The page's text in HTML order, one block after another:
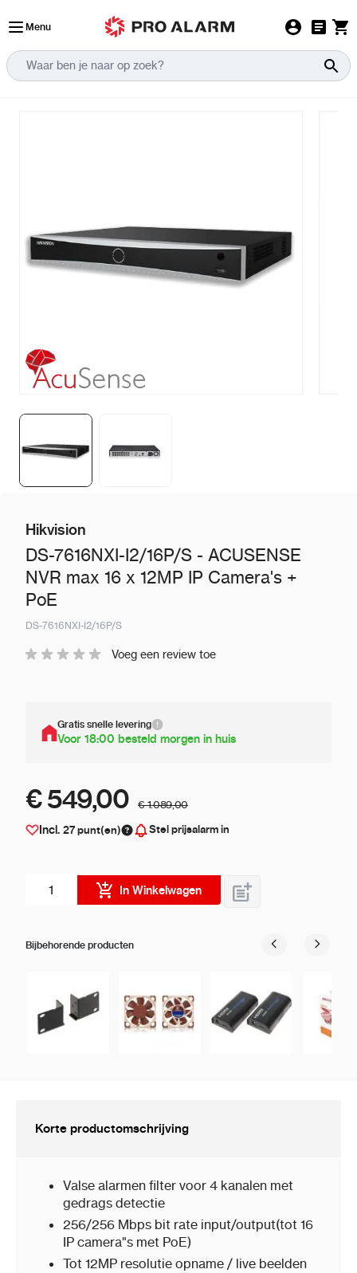
Menu
Hikvision
DS-7616NXI-I2/16P/S - ACUSENSE
NVR max 16 x 12MP IP Camera's +
PoE
DS-7616NXI-I2/16P/S
Voeg een review toe
Gratis snelle levering
Voor 18:00 besteld morgen in huis
€ 549,00 € 1.089,00
Incl. 27punt(en) Stel prijsalarm in
In Winkelwagen
Bijbehorende producten
Korte productomschrijving
Valse alarmen filter voor 4 kanalen met
gedrags detectie
256/256 Mbps bit rate input/output(tot 16
IP camera"s met PoE)
Tot 12MP resolutie opname / live beelden